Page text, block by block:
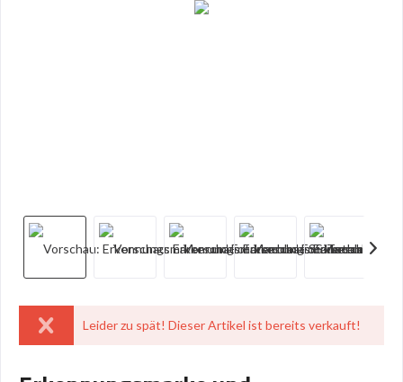
Leider zu spät! Dieser Artikel ist bereits verkauft!